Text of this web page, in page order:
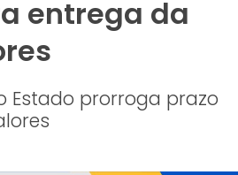
entrega da
Estado prorroga prazo